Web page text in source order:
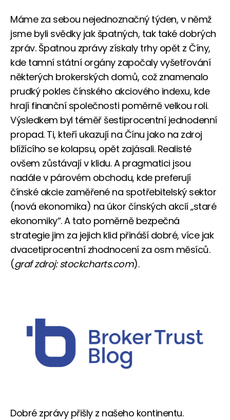
Máme za sebou nejednoznačný týden, v němž
jsme byli svědky jak špatných, tak také dobrých
zpráv. Špatnou zprávy získaly trhy opět z Číny,
kde tamní státní orgány započaly vyšetřování
některých brokerských domů, což znamenalo
prudký pokles čínského akciového indexu, kde
hrají finanční společnosti poměrně velkou roli.
Výsledkem byl téměř šestiprocentní jednodenní
propad. Ti, kteří ukazují na Čínu jako na zdroj
blížícího se kolapsu, opět zajásali. Realisté
ovšem zůstávají v klidu. A pragmatici jsou
nadále v párovém obchodu, kde preferují
čínské akcie zaměřené na spotřebitelský sektor
(nová ekonomika) na úkor čínských akcií „staré
ekonomiky“. A tato poměrně bezpečná
strategie jim za jejich klid přináší dobré, více jak
dvacetiprocentní zhodnocení za osm měsíců.
(graf zdroj: stockcharts.com).
Dobré zprávy přišly z našeho kontinentu.